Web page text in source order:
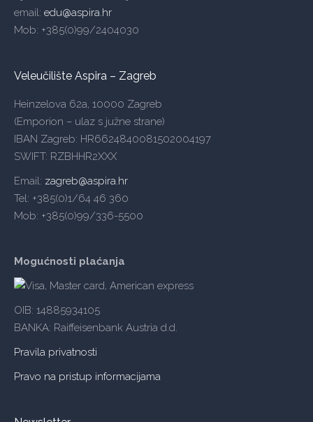
email: edu@aspira.hr
Mob: +385(0)99/2404030
Veleučilište Aspira – Zagreb
Heinzelova 62a, 10000 Zagreb
(Emporion – ulaz s južne strane)
IBAN Zagreb: HR6624840081502004197
SWIFT: RZBHHR2XXX
Email: zagreb@aspira.hr
Tel: +385(0)1/64 46 360
Mob: +385(0)99/336-5500
Mogućnosti plaćanja
OIB: 14885934105
BANKA: Raiffeisenbank Austria d.d.
Pravila privatnosti
Pravo na pristup informacijama